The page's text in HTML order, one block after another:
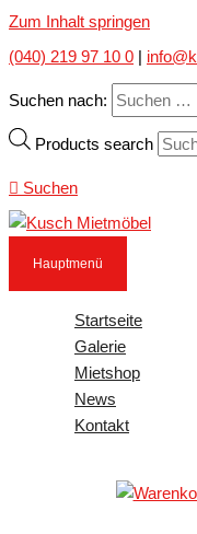
Zum Inhalt springen
(040) 219 97 10 0 |
Suchen nach:
Products search
Suchen
Hauptmenü
Startseite
Galerie
Mietshop
News
Kontakt